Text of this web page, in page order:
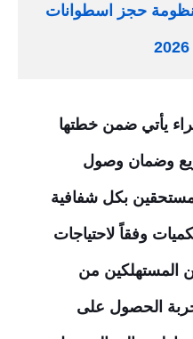
حجز اسطوانات
يأتي ضمن خطتها
وضمان وصول
بكل شفافية
وفقاً لاحتياجات
المستهلكين من
الحصول على